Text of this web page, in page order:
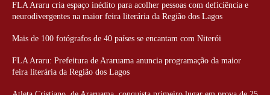
FLA Araru cria espaço inédito para acolher pessoas com deficiência e
neurodivergentes na maior feira literária da Região dos Lagos
Mais de 100 fotógrafos de 40 países se encantam com Niterói
FLA Araru: Prefeitura de Araruama anuncia programação da maior
feira literária da Região dos Lagos